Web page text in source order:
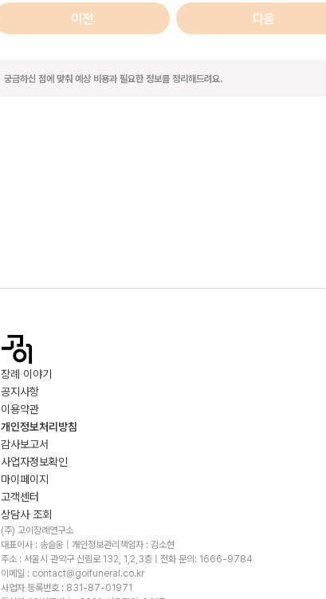
이전 다음
궁금하신 점에 맞춰 예상 비용과 필요한 정보를 정리해드려요.
장례 이야기
공지사항
이용약관
개인정보처리방침
감사보고서
사업자정보확인
마이페이지
고객센터
상담사 조회
(주) 고이장례연구소
대표이사 : 송슬옹 | 개인정보관리책임자 : 김소현
주소 : 서울시 관악구 신림로 132, 1,2,3층 | 전화 문의: 1666-9784
이메일 : contact@goifuneral.co.kr
사업자 등록번호 : 831-87-01971